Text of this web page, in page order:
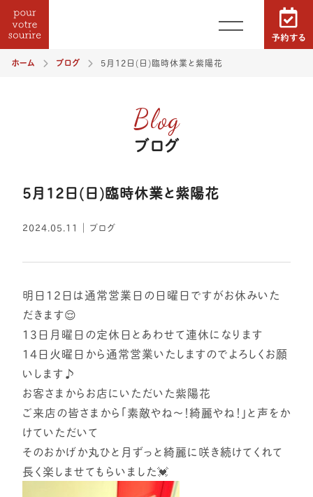
ホーム ブログ 5月12日(日)臨時休業と紫陽花
Blog
ブログ
5月12日(日)臨時休業と紫陽花
2024.05.11 ｜ ブログ
明日12日は通常営業日の日曜日ですがお休みいた
だきます😌
13日月曜日の定休日とあわせて連休になります
14日火曜日から通常営業いたしますのでよろしくお願
いします♪
お客さまからお店にいただいた紫陽花
ご来店の皆さまから｢素敵やね〜！綺麗やね！｣と声をか
けていただいて
そのおかげか丸ひと月ずっと綺麗に咲き続けてくれて
長く楽しませてもらいました💓‪